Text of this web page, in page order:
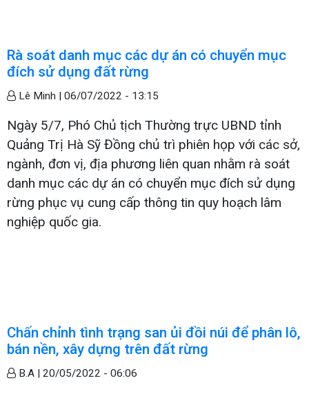
Rà soát danh mục các dự án có chuyển mục
đích sử dụng đất rừng
Lê Minh | 06/07/2022 - 13:15
Ngày 5/7, Phó Chủ tịch Thường trực UBND tỉnh
Quảng Trị Hà Sỹ Đồng chủ trì phiên họp với các sở,
ngành, đơn vị, địa phương liên quan nhằm rà soát
danh mục các dự án có chuyển mục đích sử dụng
rừng phục vụ cung cấp thông tin quy hoạch lâm
nghiệp quốc gia.
Chấn chỉnh tình trạng san ủi đồi núi để phân lô,
bán nền, xây dựng trên đất rừng
B.A | 20/05/2022 - 06:06